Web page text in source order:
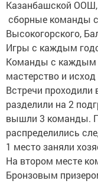
сборные команды
Высокогорского,
Игры с каждым
Команды с каждым
мастерство и
Встречи
разделили на 2
вышли 3 команды.
распределились
1 место заняли
На втором месте
Бронзовым
ООШ, проиграв в